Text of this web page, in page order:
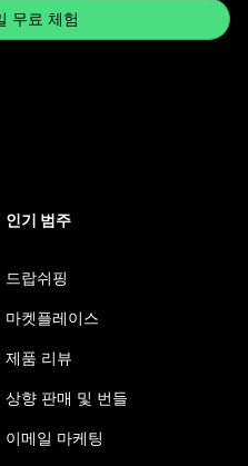
무료 체험
인기 범주
드랍쉬핑
마켓플레이스
제품 리뷰
상향 판매 및 번들
이메일 마케팅